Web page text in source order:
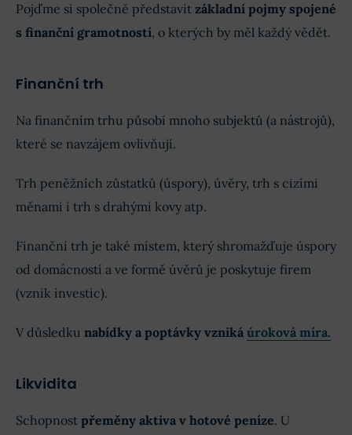
Pojďme si společně představit základní pojmy spojené
s finanční gramotností, o kterých by měl každý vědět.
Finanční trh
Na finančním trhu působí mnoho subjektů (a nástrojů),
které se navzájem ovlivňují.
Trh peněžních zůstatků (úspory), úvěry, trh s cizími
měnami i trh s drahými kovy atp.
Finanční trh je také místem, který shromažďuje úspory
od domácností a ve formě úvěrů je poskytuje firem
(vznik investic).
V důsledku nabídky a poptávky vzniká úroková míra.
Likvidita
Schopnost přeměny aktiva v hotové peníze. U